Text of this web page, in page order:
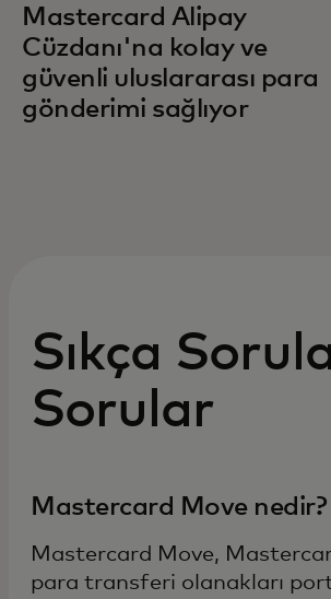
Mastercard Alipay
Cüzdanı'na kolay ve
güvenli uluslararası para
gönderimi sağlıyor
Sıkça
Sorular
Mastercard Move nedir?
Mastercard Move,
para transferi olanakları